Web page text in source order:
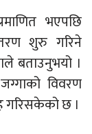
भएपछि
शुरु गरिने
बताउनुभयो ।
विवरण
गरिसकेको छ ।